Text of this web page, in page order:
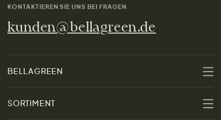
KONTAKTIEREN SIE UNS BEI FRAGEN
kunden@bellagreen.de
BELLAGREEN
Über uns
SORTIMENT